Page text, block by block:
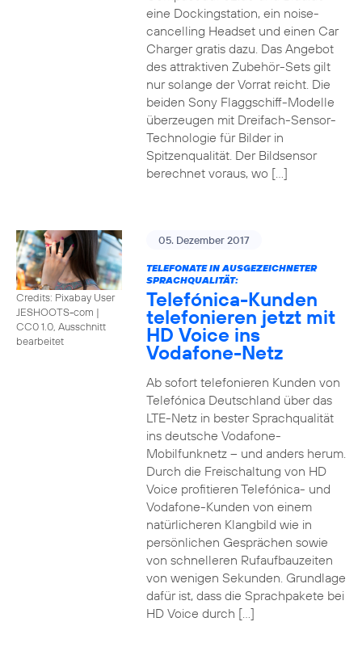
eine Dockingstation, ein noise-
cancelling Headset und einen Car
Charger gratis dazu. Das Angebot
des attraktiven Zubehör-Sets gilt
nur solange der Vorrat reicht. Die
beiden Sony Flaggschiff-Modelle
überzeugen mit Dreifach-Sensor-
Technologie für Bilder in
Spitzenqualität. Der Bildsensor
berechnet voraus, wo […]
Credits: Pixabay User
JESHOOTS-com |
CC0 1.0, Ausschnitt
bearbeitet
05. Dezember 2017
TELEFONATE IN AUSGEZEICHNETER
SPRACHQUALITÄT:
Telefónica-Kunden
telefonieren jetzt mit
HD Voice ins
Vodafone-Netz
Ab sofort telefonieren Kunden von
Telefónica Deutschland über das
LTE-Netz in bester Sprachqualität
ins deutsche Vodafone-
Mobilfunknetz – und anders herum.
Durch die Freischaltung von HD
Voice profitieren Telefónica- und
Vodafone-Kunden von einem
natürlicheren Klangbild wie in
persönlichen Gesprächen sowie
von schnelleren Rufaufbauzeiten
von wenigen Sekunden. Grundlage
dafür ist, dass die Sprachpakete bei
HD Voice durch […]